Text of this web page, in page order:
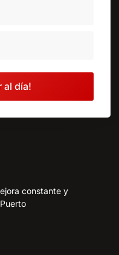
al día!
constante y